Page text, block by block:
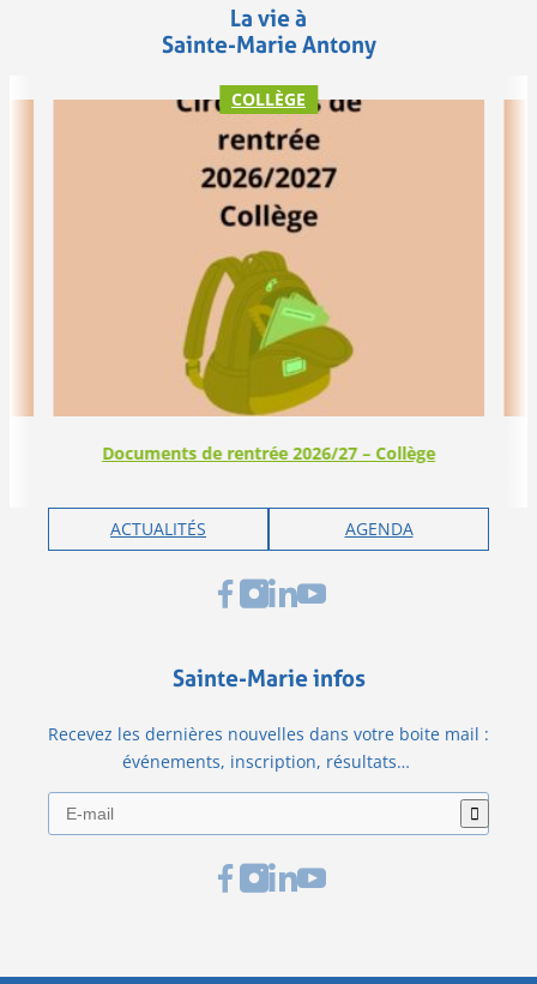
La vie à
Sainte-Marie Antony
Documents de rentrée 2026/27 – Collège
COLLÈGE
ACTUALITÉS AGENDA
Sainte-Marie infos
Recevez les dernières nouvelles dans votre boite mail :
événements, inscription, résultats…
